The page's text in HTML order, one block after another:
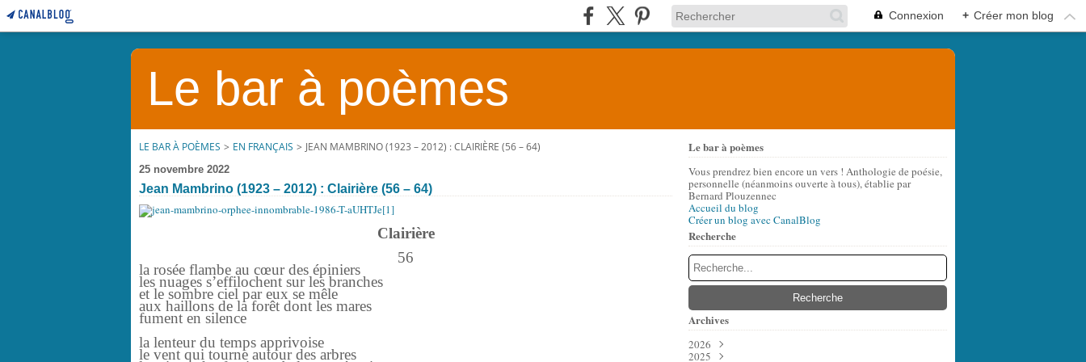
Connexion + Créer mon blog
Le bar à poèmes
LE BAR À POÈMES > EN FRANÇAIS > JEAN MAMBRINO (1923 – 2012) : CLAIRIÈRE (56 – 64)
25 novembre 2022
Jean Mambrino (1923 – 2012) : Clairière (56 – 64)
Clairière
56
la rosée flambe au cœur des épiniers
les nuages s’effilochent sur les branches
et le sombre ciel par eux se mêle
aux haillons de la forêt dont les mares
fument en silence
la lenteur du temps apprivoise
le vent qui tourne autour des arbres
Le bar à poèmes
Vous prendrez bien encore un vers ! Anthologie de poésie,
personnelle (néanmoins ouverte à tous), établie par
Bernard Plouzennec
Accueil du blog
Créer un blog avec CanalBlog
Recherche
Archives
2026
Août
2025